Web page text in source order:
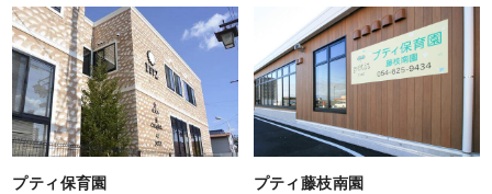
プティ保育園 プティ藤枝南園